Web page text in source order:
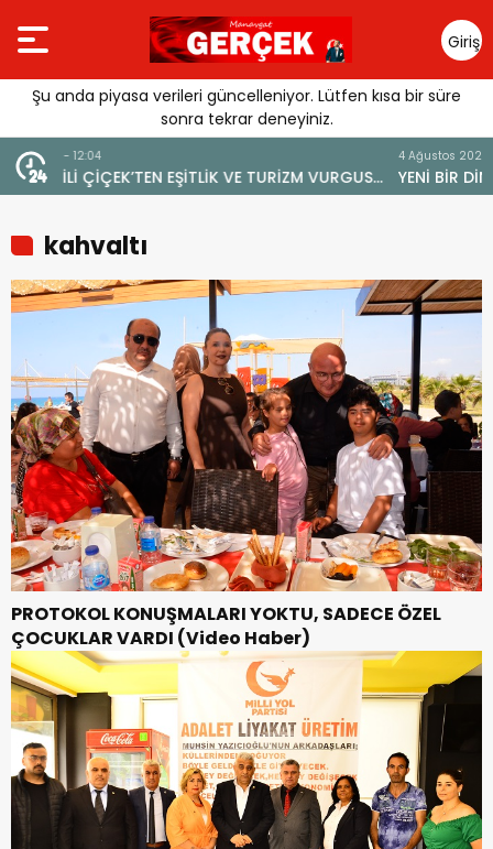
Giriş
Yap
Şu anda piyasa verileri güncelleniyor. Lütfen kısa bir süre
sonra tekrar deneyiniz.
4 Ağustos 2026 - 19:47
YENİ BİR DİN: SOSYAL MEDYA
kahvaltı
PROTOKOL KONUŞMALARI YOKTU, SADECE ÖZEL
ÇOCUKLAR VARDI (Video Haber)